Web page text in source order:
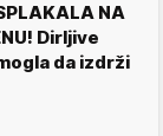
NA
Dirljive
da izdrži